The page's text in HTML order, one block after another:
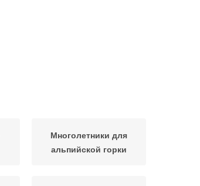
Многолетники для
альпийской горки